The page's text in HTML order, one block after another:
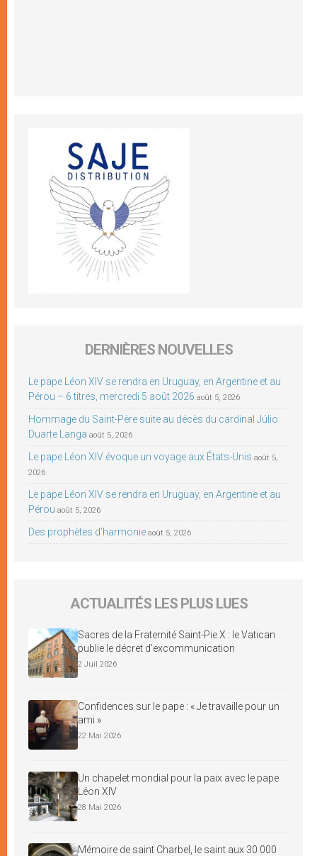
DERNIÈRES NOUVELLES
Le pape Léon XIV se rendra en Uruguay, en Argentine et au
Pérou – 6 titres, mercredi 5 août 2026 août 5, 2026
Hommage du Saint-Père suite au décès du cardinal Júlio
Duarte Langa août 5, 2026
Le pape Léon XIV évoque un voyage aux États-Unis août 5,
2026
Le pape Léon XIV se rendra en Uruguay, en Argentine et au
Pérou août 5, 2026
Des prophètes d’harmonie août 5, 2026
ACTUALITÉS LES PLUS LUES
Sacres de la Fraternité Saint-Pie X : le Vatican
publie le décret d’excommunication
2 Juil 2026
Confidences sur le pape : « Je travaille pour un
ami »
22 Mai 2026
Un chapelet mondial pour la paix avec le pape
Léon XIV
28 Mai 2026
Mémoire de saint Charbel, le saint aux 30 000